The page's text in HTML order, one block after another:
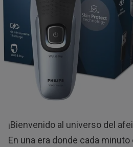
¡Bienvenido al universo del
En una era donde cada